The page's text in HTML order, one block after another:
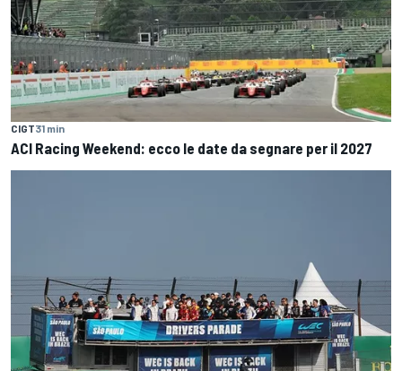
CIGT31 min
ACI Racing Weekend: ecco le date da segnare per il 2027